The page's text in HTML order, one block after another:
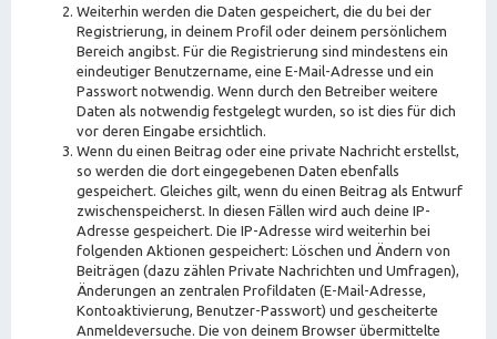
Weiterhin werden die Daten gespeichert, die du bei der
Registrierung, in deinem Profil oder deinem persönlichem
Bereich angibst. Für die Registrierung sind mindestens ein
eindeutiger Benutzername, eine E-Mail-Adresse und ein
Passwort notwendig. Wenn durch den Betreiber weitere
Daten als notwendig festgelegt wurden, so ist dies für dich
vor deren Eingabe ersichtlich.
Wenn du einen Beitrag oder eine private Nachricht erstellst,
so werden die dort eingegebenen Daten ebenfalls
gespeichert. Gleiches gilt, wenn du einen Beitrag als Entwurf
zwischenspeicherst. In diesen Fällen wird auch deine IP-
Adresse gespeichert. Die IP-Adresse wird weiterhin bei
folgenden Aktionen gespeichert: Löschen und Ändern von
Beiträgen (dazu zählen Private Nachrichten und Umfragen),
Änderungen an zentralen Profildaten (E-Mail-Adresse,
Kontoaktivierung, Benutzer-Passwort) und gescheiterte
Anmeldeversuche. Die von deinem Browser übermittelte